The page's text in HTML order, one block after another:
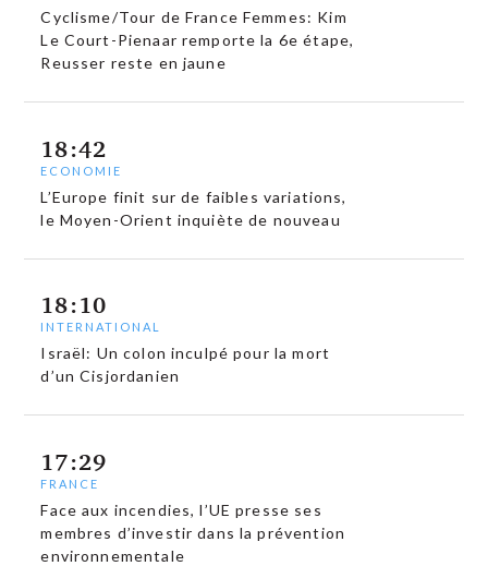
Cyclisme/Tour de France Femmes: Kim
Le Court-Pienaar remporte la 6e étape,
Reusser reste en jaune
18:42
ECONOMIE
L’Europe finit sur de faibles variations,
le Moyen-Orient inquiète de nouveau
18:10
INTERNATIONAL
Israël: Un colon inculpé pour la mort
d’un Cisjordanien
17:29
FRANCE
Face aux incendies, l’UE presse ses
membres d’investir dans la prévention
environnementale